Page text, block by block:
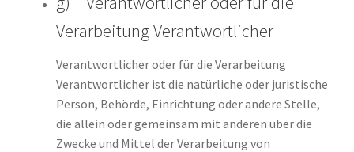
Verarbeitung Verantwortlicher
Verantwortlicher oder für die Verarbeitung
Verantwortlicher ist die natürliche oder juristische
Person, Behörde, Einrichtung oder andere Stelle,
die allein oder gemeinsam mit anderen über die
Zwecke und Mittel der Verarbeitung von